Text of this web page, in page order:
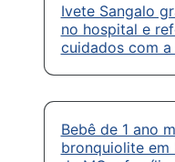
Ivete Sangalo
no hospital e
cuidados com a
Bebê de 1 ano
bronquiolite em